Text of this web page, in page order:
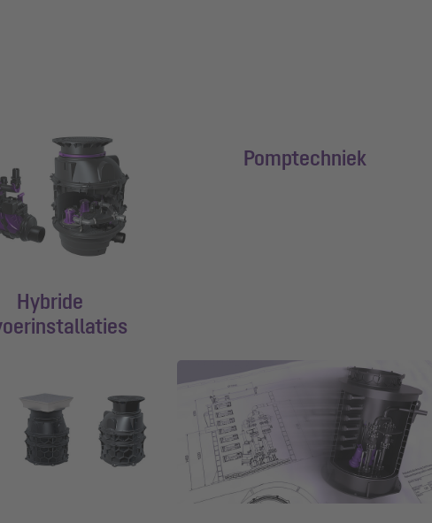
Hybride
Pomptechniek